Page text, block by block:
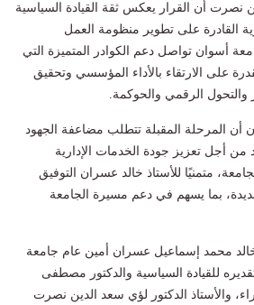
نصرت أن القرار يعكس ثقة القيادة السياسية
القادرة على تطوير منظومة العمل
أسوان تواصل دعم الكوادر المتميزة التي
على الارتقاء بالأداء المؤسسي وتحقيق
والتحول الرقمي والحوكمة.
المرحلة المقبلة تتطلب مضاعفة الجهود
من أجل تعزيز جودة الخدمات الإدارية
متمنيًا للأستاذ خالد عسران التوفيق
بما يسهم في دعم مسيرة الجامعة
محمد إسماعيل عسران أمين عام جامعة
للقيادة السياسية والدكتور مصطفى
والأستاذ الدكتور لؤي سعد الدين نصرت